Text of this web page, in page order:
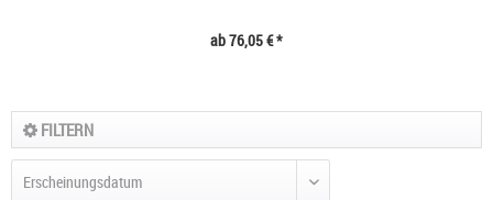
ab 76,05 € *
FILTERN